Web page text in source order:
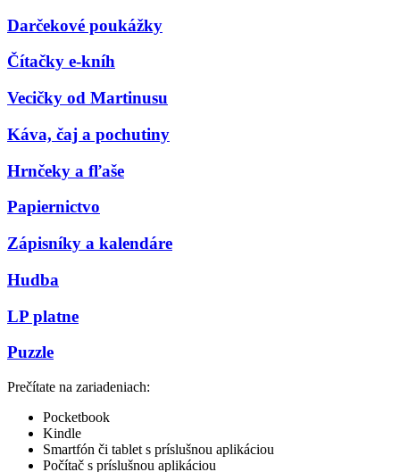
Darčekové poukážky
Čítačky e-kníh
Vecičky od Martinusu
Káva, čaj a pochutiny
Hrnčeky a fľaše
Papiernictvo
Zápisníky a kalendáre
Hudba
LP platne
Puzzle
Prečítate na zariadeniach:
Pocketbook
Kindle
Smartfón či tablet s príslušnou aplikáciou
Počítač s príslušnou aplikáciou